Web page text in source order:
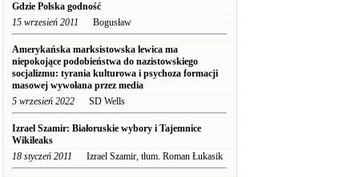
Gdzie Polska godność
15 wrzesień 2011 Bogusław
Amerykańska marksistowska lewica ma
niepokojące podobieństwa do nazistowskiego
socjalizmu: tyrania kulturowa i psychoza formacji
masowej wywołana przez media
5 wrzesień 2022 SD Wells
Izrael Szamir: Białoruskie wybory i Tajemnice
Wikileaks
18 styczeń 2011 Izrael Szamir, tłum. Roman Łukasik